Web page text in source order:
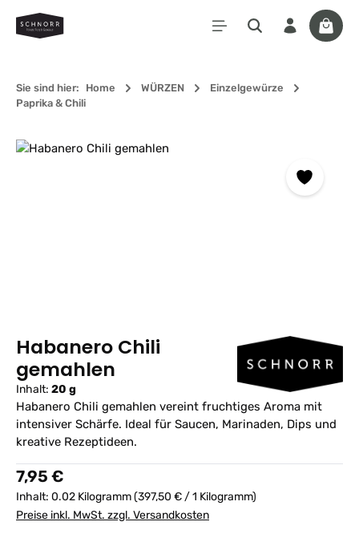
Zum Hauptinhalt springen
Sie sind hier: Home WÜRZEN
Einzelgewürze
Paprika & Chili
Bildergalerie überspringen
Habanero Chili
gemahlen
Inhalt: 20 g
Habanero Chili gemahlen vereint fruchtiges Aroma mit
intensiver Schärfe. Ideal für Saucen, Marinaden, Dips und
kreative Rezeptideen.
Regulärer Preis:
7,95 €
Inhalt: 0.02 Kilogramm(397,50 € / 1 Kilogramm)
Preise inkl. MwSt. zzgl. Versandkosten